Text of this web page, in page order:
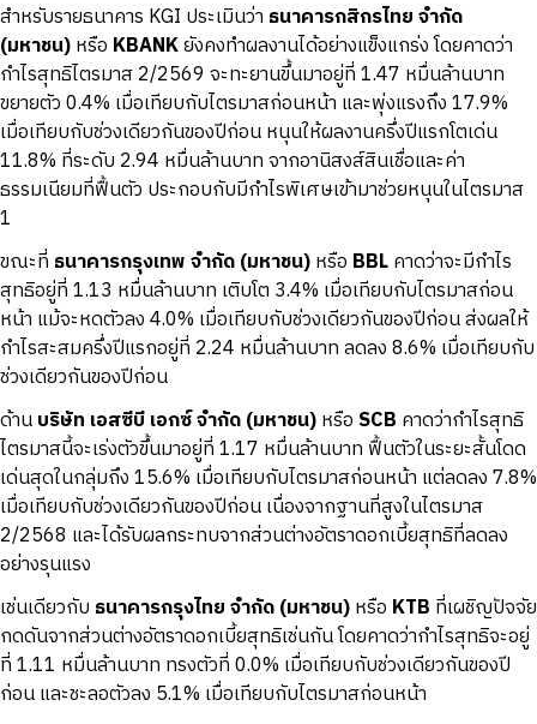
สำหรับรายธนาคาร KGI ประเมินว่า ธนาคารกสิกรไทยจำกัด
(มหาชน)หรือ KBANKยังคงทำผลงานได้อย่างแข็งแกร่ง โดยคาดว่า
กำไรสุทธิไตรมาส 2/2569 จะทะยานขึ้นมาอยู่ที่ 1.47 หมื่นล้านบาท
ขยายตัว 0.4% เมื่อเทียบกับไตรมาสก่อนหน้า และพุ่งแรงถึง 17.9%
เมื่อเทียบกับช่วงเดียวกันของปีก่อน หนุนให้ผลงานครึ่งปีแรกโตเด่น
11.8% ที่ระดับ 2.94 หมื่นล้านบาท จากอานิสงส์สินเชื่อและค่า
ธรรมเนียมที่ฟื้นตัว ประกอบกับมีกำไรพิเศษเข้ามาช่วยหนุนในไตรมาส
1
ขณะที่ ธนาคารกรุงเทพจำกัด (มหาชน)หรือ BBLคาดว่าจะมีกำไร
สุทธิอยู่ที่ 1.13 หมื่นล้านบาท เติบโต 3.4% เมื่อเทียบกับไตรมาสก่อน
หน้า แม้จะหดตัวลง 4.0% เมื่อเทียบกับช่วงเดียวกันของปีก่อน ส่งผลให้
กำไรสะสมครึ่งปีแรกอยู่ที่ 2.24 หมื่นล้านบาท ลดลง 8.6% เมื่อเทียบกับ
ช่วงเดียวกันของปีก่อน
ด้านบริษัท เอสซีบีเอกซ์จำกัด (มหาชน)หรือSCB คาดว่ากำไรสุทธิ
ไตรมาสนี้จะเร่งตัวขึ้นมาอยู่ที่ 1.17 หมื่นล้านบาท ฟื้นตัวในระยะสั้นโดด
เด่นสุดในกลุ่มถึง 15.6% เมื่อเทียบกับไตรมาสก่อนหน้า แต่ลดลง 7.8%
เมื่อเทียบกับช่วงเดียวกันของปีก่อน เนื่องจากฐานที่สูงในไตรมาส
2/2568 และได้รับผลกระทบจากส่วนต่างอัตราดอกเบี้ยสุทธิที่ลดลง
อย่างรุนแรง
เช่นเดียวกับ ธนาคารกรุงไทยจำกัด (มหาชน)หรือ KTB ที่เผชิญปัจจัย
กดดันจากส่วนต่างอัตราดอกเบี้ยสุทธิเช่นกัน โดยคาดว่ากำไรสุทธิจะอยู่
ที่ 1.11 หมื่นล้านบาท ทรงตัวที่ 0.0% เมื่อเทียบกับช่วงเดียวกันของปี
ก่อน และชะลอตัวลง 5.1% เมื่อเทียบกับไตรมาสก่อนหน้า